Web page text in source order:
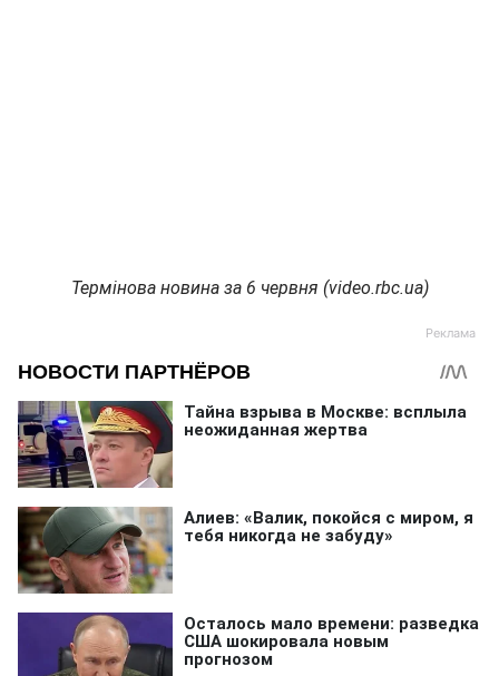
Термінова новина за 6 червня (video.rbc.ua)